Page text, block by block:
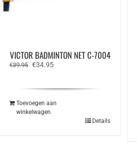
VICTOR BADMINTON NET C-7004
€39.95 Oorspronkelijke
€39.95.
€34.95Huidige
€34.95.
Toevoegen aan
winkelwagen
Details